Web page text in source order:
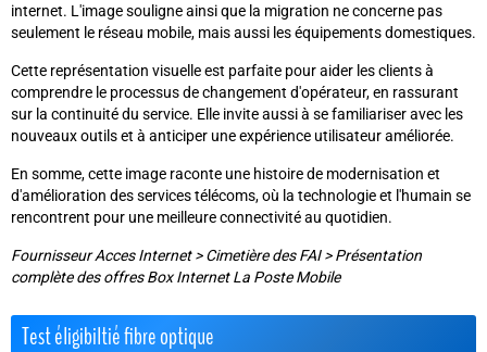
internet. L'image souligne ainsi que la migration ne concerne pas
seulement le réseau mobile, mais aussi les équipements domestiques.
Cette représentation visuelle est parfaite pour aider les clients à
comprendre le processus de changement d'opérateur, en rassurant
sur la continuité du service. Elle invite aussi à se familiariser avec les
nouveaux outils et à anticiper une expérience utilisateur améliorée.
En somme, cette image raconte une histoire de modernisation et
d'amélioration des services télécoms, où la technologie et l'humain se
rencontrent pour une meilleure connectivité au quotidien.
Fournisseur Acces Internet >Cimetière des FAI >Présentation
complète des offres Box Internet La Poste Mobile
Test éligibiltié fibre optique